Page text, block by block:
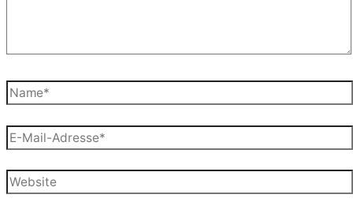
Name*
E-
Mail-
Adresse*
Website